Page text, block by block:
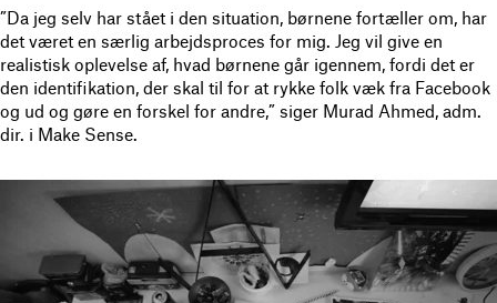
”Da jeg selv har stået i den situation, børnene fortæller om, har
det været en særlig arbejdsproces for mig. Jeg vil give en
realistisk oplevelse af, hvad børnene går igennem, fordi det er
den identifikation, der skal til for at rykke folk væk fra Facebook
og ud og gøre en forskel for andre,” siger Murad Ahmed, adm.
dir. i Make Sense.